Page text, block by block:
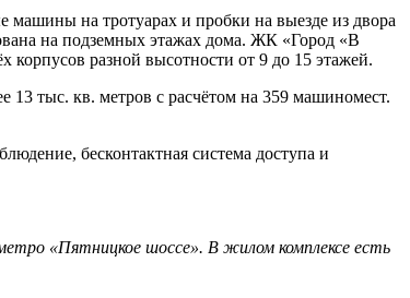
машины на тротуарах и пробки на выезде из двора
на подземных этажах дома. ЖК «Город «В
корпусов разной высотности от 9 до 15 этажей.
13 тыс. кв. метров с расчётом на 359 машиномест.
бесконтактная система доступа и
«Пятницкое шоссе». В жилом комплексе есть